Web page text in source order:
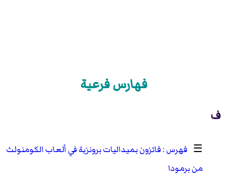
فهارس فرعية
ف
☰
فائزون بميداليات برونزية في ألعاب الكومنولث
من برمودا